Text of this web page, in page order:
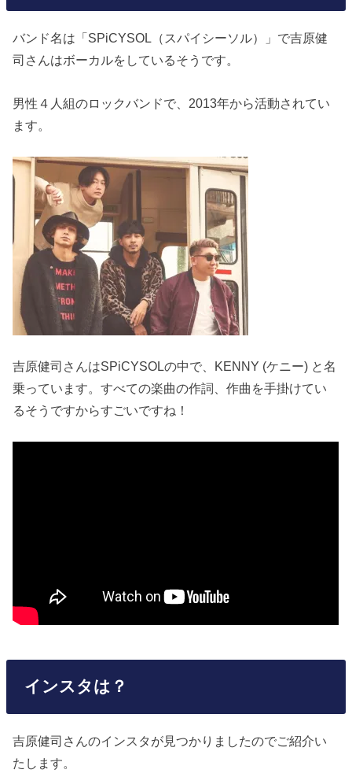
バンド名は「SPiCYSOL（スパイシーソル）」で吉原健
司さんはボーカルをしているそうです。
男性４人組のロックバンドで、2013年から活動されてい
ます。
吉原健司さんはSPiCYSOLの中で、KENNY (ケニー) と名
乗っています。すべての楽曲の作詞、作曲を手掛けてい
るそうですからすごいですね！
インスタは？
吉原健司さんのインスタが見つかりましたのでご紹介い
たします。